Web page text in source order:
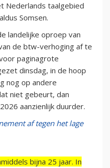
Nederlands taalgebied
Somsen.
landelijke oproep van
de btw-verhoging af te
paginagrote
dinsdag, in de hoop
nog op andere
niet gebeurt, dan
aanzienlijk duurder.
af tegen het lage
bijna 25 jaar. In